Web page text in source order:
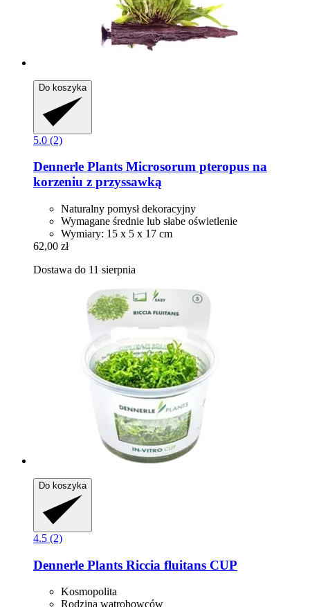
Do koszyka
5.0 (2)
Dennerle Plants Microsorum pteropus na
korzeniu z przyssawką
Naturalny pomysł dekoracyjny
Wymagane średnie lub słabe oświetlenie
Wymiary: 15 x 5 x 17 cm
62,00 zł
Dostawa do 11 sierpnia
Do koszyka
4.5 (2)
Dennerle Plants Riccia fluitans CUP
Kosmopolita
Rodzina wątrobowców